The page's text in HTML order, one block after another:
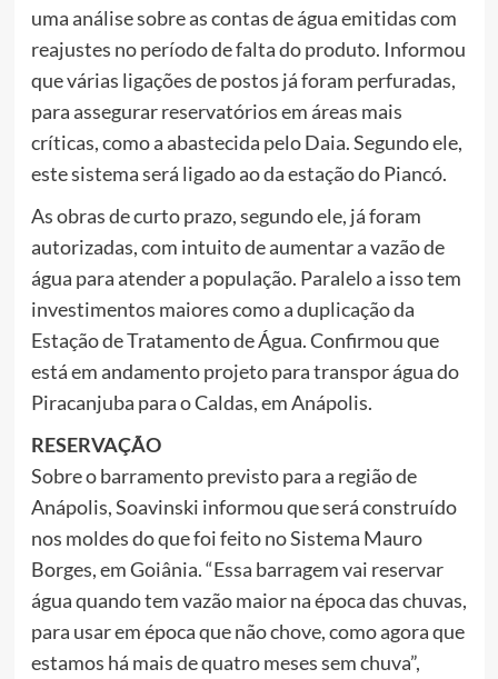
uma análise sobre as contas de água emitidas com
reajustes no período de falta do produto. Informou
que várias ligações de postos já foram perfuradas,
para assegurar reservatórios em áreas mais
críticas, como a abastecida pelo Daia. Segundo ele,
este sistema será ligado ao da estação do Piancó.
As obras de curto prazo, segundo ele, já foram
autorizadas, com intuito de aumentar a vazão de
água para atender a população. Paralelo a isso tem
investimentos maiores como a duplicação da
Estação de Tratamento de Água. Confirmou que
está em andamento projeto para transpor água do
Piracanjuba para o Caldas, em Anápolis.
RESERVAÇÃO
Sobre o barramento previsto para a região de
Anápolis, Soavinski informou que será construído
nos moldes do que foi feito no Sistema Mauro
Borges, em Goiânia. “Essa barragem vai reservar
água quando tem vazão maior na época das chuvas,
para usar em época que não chove, como agora que
estamos há mais de quatro meses sem chuva”,